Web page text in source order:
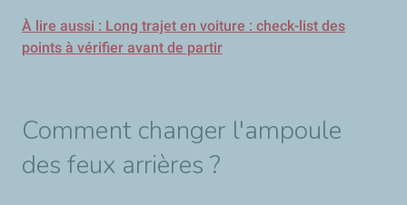
À lire aussi : Long trajet en voiture : check-list des
points à vérifier avant de partir
Comment changer l'ampoule
des feux arrières ?